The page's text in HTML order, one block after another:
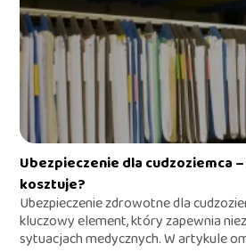
Ubezpieczenie dla cudzoziemca
kosztuje?
Ubezpieczenie zdrowotne dla
kluczowy element, który zapewnia
sytuacjach medycznych. W artykule